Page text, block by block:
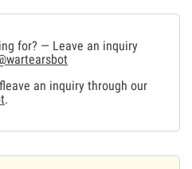
for? — Leave an inquiry
an inquiry through our
.